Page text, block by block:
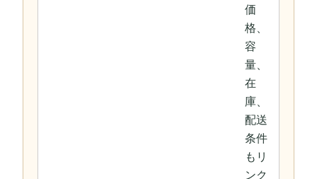
価
格、
容
量、
在
庫、
配送
条件
もリ
ンク